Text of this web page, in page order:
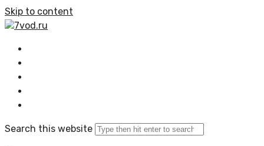
Skip to content
7vod.ru
Search this website